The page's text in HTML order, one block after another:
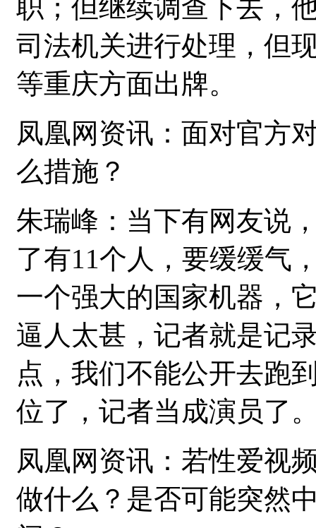
职；但继续调查下去，
司法机关进行处理，但
等重庆方面出牌。
凤凰网资讯：面对官方
么措施？
朱瑞峰：当下有网友说
了有11个人，要缓缓气
一个强大的国家机器，
逼人太甚，记者就是记
点，我们不能公开去跑
位了，记者当成演员了
凤凰网资讯：若性爱视
做什么？是否可能突然